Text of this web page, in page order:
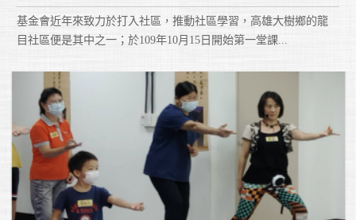
基金會近年來致力於打入社區，推動社區學習，高雄大樹鄉的龍
目社區便是其中之一；於109年10月15日開始第一堂課...